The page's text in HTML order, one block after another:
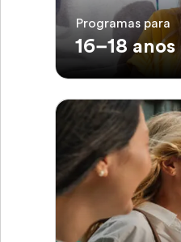
Programas para
16–18 anos